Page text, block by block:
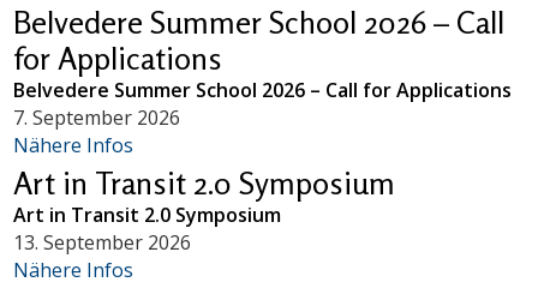
Belvedere Summer School 2026 – Call
for Applications
Belvedere Summer School 2026 – Call for Applications
7. September 2026
Nähere Infos
Art in Transit 2.0 Symposium
Art in Transit 2.0 Symposium
13. September 2026
Nähere Infos